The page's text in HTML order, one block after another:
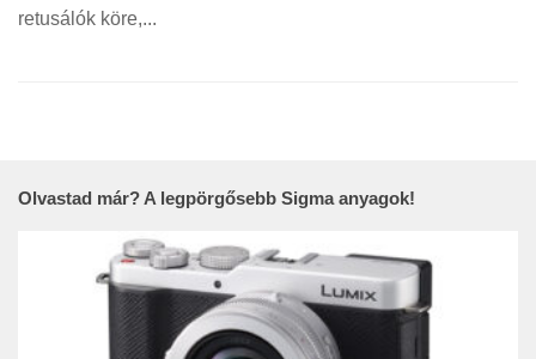
retusálók köre,...
Olvastad már? A legpörgősebb Sigma anyagok!